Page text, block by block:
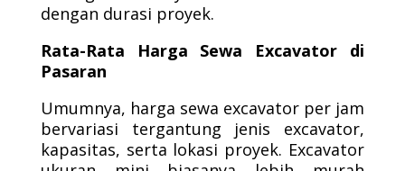
dengan durasi proyek.
Rata-Rata Harga Sewa Excavator di
Pasaran
Umumnya, harga sewa excavator per jam
bervariasi tergantung jenis excavator,
kapasitas, serta lokasi proyek. Excavator